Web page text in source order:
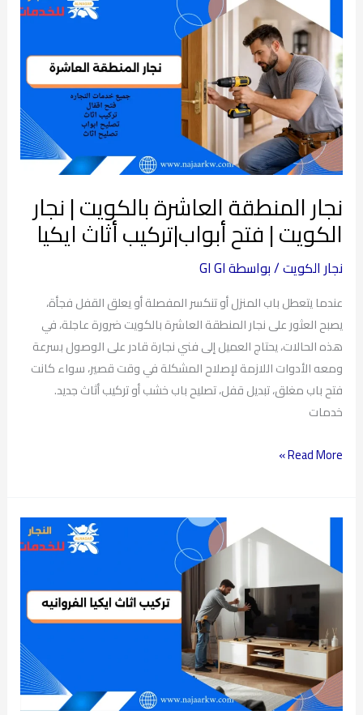
نجار المنطقة العاشرة بالكويت | نجار
الكويت | فتح أبواب|تركيب أثاث ايكيا
نجار الكويت/ بواسطةGI GI
عندما يتعطل باب المنزل أو تنكسر المفصلة أو يعلق القفل فجأة،
يصبح العثور على نجار المنطقة العاشرة بالكويت ضرورة عاجلة، في
هذه الحالات، يحتاج العميل إلى فني نجارة قادر على الوصول بسرعة
ومعه الأدوات اللازمة لإصلاح المشكلة في وقت قصير، سواء كانت
فتح باب مغلق، تبديل قفل، تصليح باب خشب أو تركيب أثاث جديد.
خدمات
المنطقة
العاشرة
بالكويت
|
نجار
الكويت
|
فتح
تركيب
أثاث
Read More »
ايكيا
الفروانيه
نجار
فك
وتركيب
ايكيا